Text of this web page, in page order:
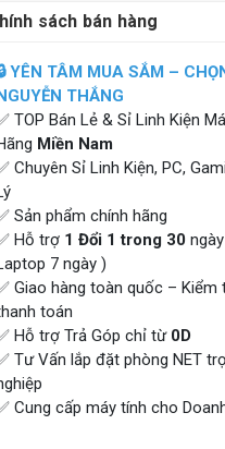
sách bán hàng
YÊN TÂM MUA SẮM –
THẮNG
TOP Bán Lẻ & Sỉ Linh Kiện
Miền Nam
Chuyên Sỉ Linh Kiện, PC,
Sản phẩm chính hãng
Hỗ trợ 1 Đổi 1 trong 30
7 ngày )
Giao hàng toàn quốc – Kiểm
toán
Hỗ trợ Trả Góp chỉ từ 0D
Tư Vấn lắp đặt phòng NET
Cung cấp máy tính cho